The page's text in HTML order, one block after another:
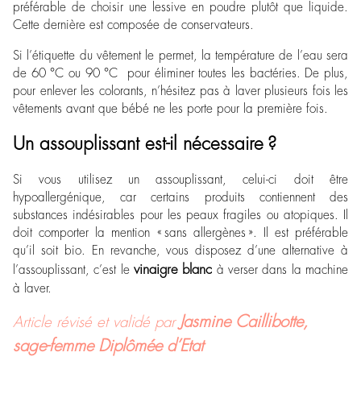
préférable de choisir une lessive en poudre plutôt que liquide.
Cette dernière est composée de conservateurs.
Si l’étiquette du vêtement le permet, la température de l’eau sera
de 60 °C ou 90 °C pour éliminer toutes les bactéries. De plus,
pour enlever les colorants, n’hésitez pas à laver plusieurs fois les
vêtements avant que bébé ne les porte pour la première fois.
Un assouplissant est-il nécessaire ?
Si vous utilisez un assouplissant, celui-ci doit être
hypoallergénique, car certains produits contiennent des
substances indésirables pour les peaux fragiles ou atopiques. Il
doit comporter la mention « sans allergènes ». Il est préférable
qu’il soit bio. En revanche, vous disposez d’une alternative à
l’assouplissant, c’est le vinaigre blanc à verser dans la machine
à laver.
Article révisé et validé par Jasmine Caillibotte,
sage-femme Diplômée d’Etat